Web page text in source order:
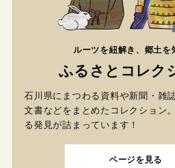
ルーツを紐解き、郷土を
ふるさとコレク
石川県にまつわる資料や新聞・雑
文書などをまとめたコレクション
る発見が詰まっています！
ページを見る